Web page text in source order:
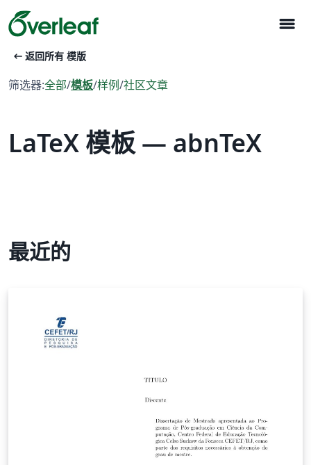
menu
arrow_left_alt 返回所有 模版
筛选器:全部/模板/样例/社区文章
LaTeX 模板 — abnTeX
最近的